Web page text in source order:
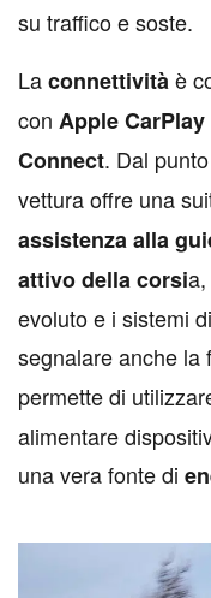
su traffico e soste.
Laconnettivitàè
con Apple
Connect. Dal
vettura offre una
assistenza alla
attivo della corsia,
evoluto e i sistemi
segnalare anche la
permette di
alimentare
una vera fonte di